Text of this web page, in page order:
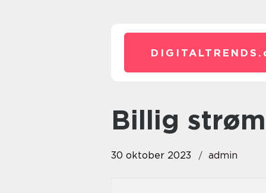
DIGITALTRENDS.
billig
30 oktober 2023 admin